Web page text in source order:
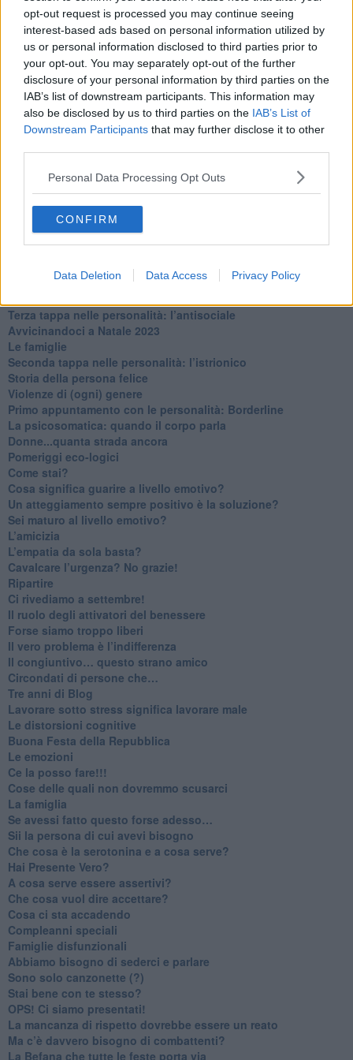
opt-out request is processed you may continue seeing
interest-based ads based on personal information utilized by
us or personal information disclosed to third parties prior to
your opt-out. You may separately opt-out of the further
disclosure of your personal information by third parties on the
IAB’s list of downstream participants. This information may
also be disclosed by us to third parties on the IAB’s List of
Downstream Participants that may further disclose it to other
Personal Data Processing Opt Outs
CONFIRM
Data Deletion Data Access Privacy Policy
La maternità
​L’uomo o l’orso?
Non hanno un amico a teatro​
​Tutta una questione di rispetto
​Cose che ci esauriscono
​Vespa che passione!
​Lasciate ai vostri figli il diritto di piangere
​Parole d’amore regalate al vento
​Essere genitori di un adolescente
​Saper pazientare
​Giornata del Fiocchetto Lilla
​Venerdì emozionalmente sostenibile
Ma ti ascolti?
Contornati di persone che…
Non dare niente per scontato
Quarta tappa nelle personalità: il narcisista
​Nuovi arrivi!
​Terza tappa nelle personalità: l’antisociale
​Avvicinandoci a Natale 2023
Le famiglie
Seconda tappa nelle personalità: l’istrionico
​Storia della persona felice
Violenze di (ogni) genere
​Primo appuntamento con le personalità: Borderline
La psicosomatica: quando il corpo parla
Donne...quanta strada ancora
​Pomeriggi eco-logici
​Come stai?
Cosa significa guarire a livello emotivo?
​Un atteggiamento sempre positivo è la soluzione?
​Sei maturo al livello emotivo?
​L’amicizia
​L’empatia da sola basta?
​Cavalcare l’urgenza? No grazie!
Ripartire
​Ci rivediamo a settembre!
​Il ruolo degli attivatori del benessere
​Forse siamo troppo liberi
​Il vero problema è l’indifferenza
​Il congiuntivo… questo strano amico
​Circondati di persone che…
​Tre anni di Blog
​Lavorare sotto stress significa lavorare male
​Le distorsioni cognitive
​Buona Festa della Repubblica
Le emozioni
​Ce la posso fare!!!
​Cose delle quali non dovremmo scusarci
​La famiglia
​Se avessi fatto questo forse adesso…
​Sii la persona di cui avevi bisogno
Che cosa è la serotonina e a cosa serve?
​Hai Presente Vero?
A cosa serve essere assertivi?
​Che cosa vuol dire accettare?
​Cosa ci sta accadendo
​Compleanni speciali
​Famiglie disfunzionali
​Abbiamo bisogno di sederci e parlare
Sono solo canzonette (?)
​Stai bene con te stesso?
​OPS! Ci siamo presentati!
​La mancanza di rispetto dovrebbe essere un reato
​Ma c’è davvero bisogno di combattenti?
​La Befana che tutte le feste porta via